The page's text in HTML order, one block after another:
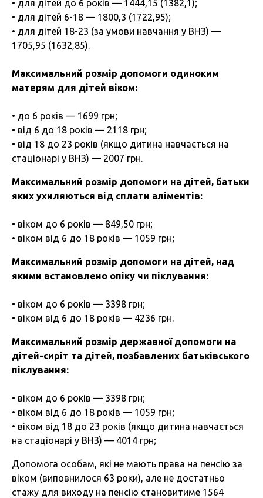
• для дітей до 6 років — 1444,15 (1382,1);
• для дітей 6-18 — 1800,3 (1722,95);
• для дітей 18-23 (за умови навчання у ВНЗ) —
1705,95 (1632,85).
Максимальний розмір допомоги одиноким
матерям для дітей віком:
• до 6 років — 1699 грн;
• від 6 до 18 років — 2118 грн;
• від 18 до 23 років (якщо дитина навчається на
стаціонарі у ВНЗ) — 2007 грн.
Максимальний розмір допомоги на дітей, батьки
яких ухиляються від сплати аліментів:
• віком до 6 років — 849,50 грн;
• віком від 6 до 18 років — 1059 грн;
Максимальний розмір допомоги на дітей, над
якими встановлено опіку чи піклування:
• віком до 6 років — 3398 грн;
• віком від 6 до 18 років — 4236 грн.
Максимальний розмір державної допомоги на
дітей-сиріт та дітей, позбавлених батьківського
піклування:
• віком до 6 років — 3398 грн;
• віком від 6 до 18 років — 1059 грн;
• віком від 18 до 23 років (якщо дитина навчається
на стаціонарі у ВНЗ) — 4014 грн;
Допомога особам, які не мають права на пенсію за
віком (виповнилося 63 роки), але не достатньо
стажу для виходу на пенсію становитиме 1564